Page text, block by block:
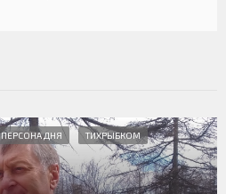
ПЕРСОНА ДНЯ ТИХРЫБКОМ